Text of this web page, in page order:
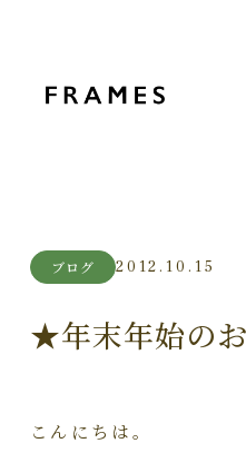
ブログ 2012.10.15
★年末年始の
こんにちは。